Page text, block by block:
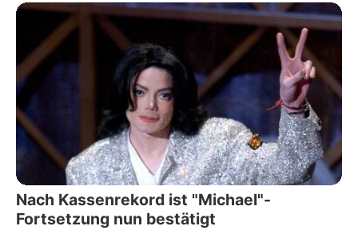
Nach Kassenrekord ist "Michael"-
Fortsetzung nun bestätigt